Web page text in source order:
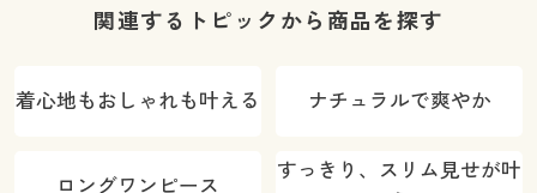
ト・速乾・洗
関連するトピックから商品を探す
着心地もおしゃれも叶える ナチュラルで爽やか
ロングワンピース
すっきり、スリム見せが叶